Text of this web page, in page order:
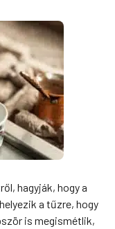
hagyják, hogy a
a tűzre, hogy
is megismétlik,